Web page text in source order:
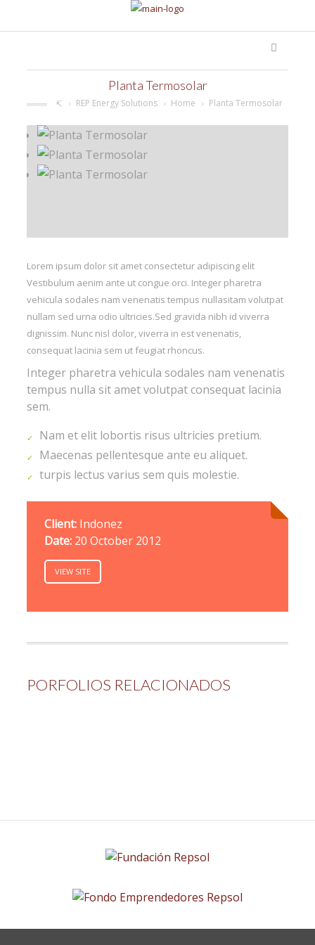
Planta Termosolar
REP Energy Solutions Home Planta Termosolar
Lorem ipsum dolor sit amet consectetur adipiscing elit
Vestibulum aenim ante ut congue orci. Integer pharetra
vehicula sodales nam venenatis tempus nullasitam volutpat
nullam sed urna odio ultricies.Sed gravida nibh id viverra
dignissim. Nunc nisl dolor, viverra in est venenatis,
consequat lacinia sem ut feugiat rhoncus.
Integer pharetra vehicula sodales nam venenatis
tempus nulla sit amet volutpat consequat lacinia
sem.
Nam et elit lobortis risus ultricies pretium.
Maecenas pellentesque ante eu aliquet.
turpis lectus varius sem quis molestie.
Client: Indonez
Date: 20 October 2012
VIEW SITE
PORFOLIOS RELACIONADOS